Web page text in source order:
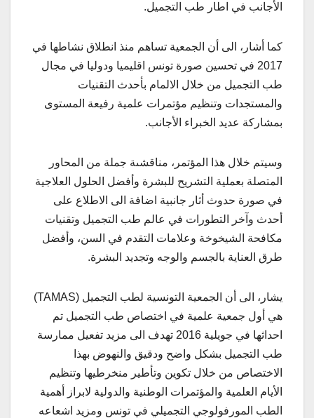
الأجانب في اطار طب التجميل.
كما أشار، الى أن الجمعية تساهم منذ انطلاق نشاطها في
2017 في تحسين صورة تونس اقليميا ودوليا في مجال
طب التجميل من خلال الالمام بأحدث التقنيات
والمستجدات وتنظيم مؤتمرات علمية رفيعة المستوى
بمشاركة عديد الخبراء الأجانب.
وسيتم خلال هذا المؤتمر، مناقشىة جملة من المحاور
المتصلة بعملية التشريح للبشرة وأفضل الحلول العلاجية
في صورة حدوث أثار جانبية اضافة الى الاطلاع على
أحدث وآخر التطورات في عالم طب التجميل وتقنيات
مكافحة الشيخوخة وعلامات التقدم في السن، وأفضل
طرق العناية بالجسم والوجه وتجديد البشرة.
يشار، الى أن الجمعية التونسية لطب التجميل (TAMAS)
هي أول جمعية علمية في اختصاص طب التجميل تم
احداثها في جويلية 2016 تهدف الى مزيد تفعيل ممارسة
طب التجميل بشكل واضح ودقيق والنهوض بهذا
الاختصاص من خلال تكوين وتأطير منخرطيها وتنظيم
الأيام العلمية والمؤتمرات الوطنية والدولية لابراز أهمية
الطب المورفولوجي التجميلي في تونس ومزيد اشعاعه